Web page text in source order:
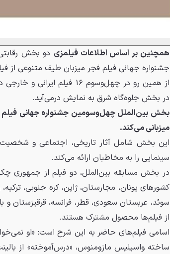
همچنین بر اساس اطلاعات فیلمزی دو بخش
جشنواره جهانی فیلم فجر میزبان طیف متنوعی از
در بخش جلوه‌گاه شرق به نمایش درمی‌آید.
میزبانی می‌کند.
این بخش شامل آثار تاریخی، اجتماعی و
سینمایی را به مخاطبان ارائه می‌کند.
در بخش مسابقه بین‌الملل، دو فیلم از جمهوری
کشورهای یونان، مجارستان، ژاپن، کره جنوبی، ترکیه،
سوئد، عربستان سعودی، قطر، فرانسه، قرقیزستان و
از فیلم‌ها محصول مشترک هستند.
اسامی فیلم‌های حاضر به این شرح است: «او
ساخته واسیلیس مازومنوس، «درس‌آموخته» از